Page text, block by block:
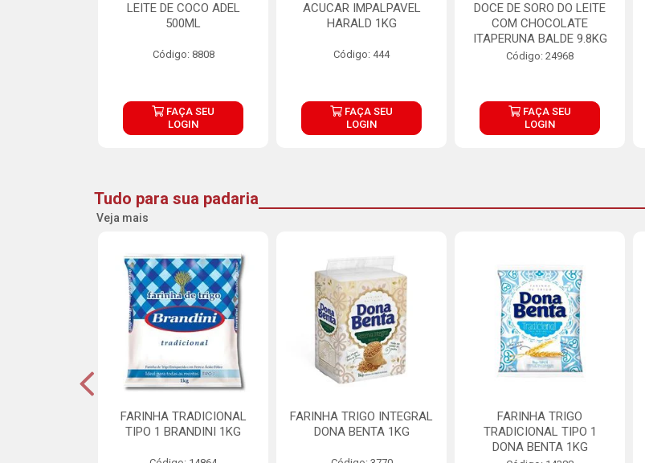
LEITE DE COCO ADEL
500ML
Código: 8808
FAÇA SEU
LOGIN
ACUCAR IMPALPAVEL
HARALD 1KG
Código: 444
FAÇA SEU
LOGIN
DOCE DE SORO DO LEITE
COM CHOCOLATE
ITAPERUNA BALDE 9.8KG
Código: 24968
FAÇA SEU
LOGIN
Tudo para sua padaria
Veja mais
FARINHA TRADICIONAL
TIPO 1 BRANDINI 1KG
FARINHA TRIGO INTEGRAL
DONA BENTA 1KG
FARINHA TRIGO
TRADICIONAL TIPO 1
DONA BENTA 1KG